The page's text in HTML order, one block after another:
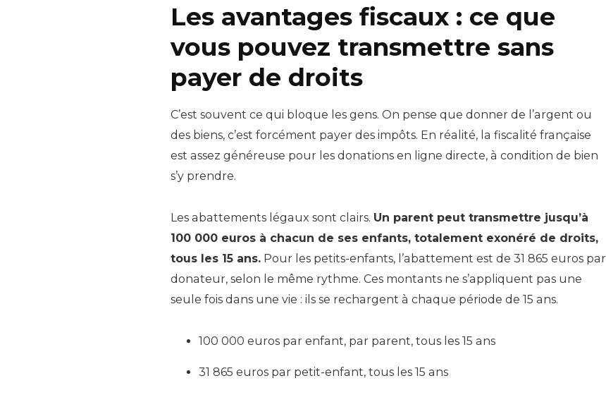
Les avantages fiscaux : ce que
vous pouvez transmettre sans
payer de droits
C’est souvent ce qui bloque les gens. On pense que donner de l’argent ou
des biens, c’est forcément payer des impôts. En réalité, la fiscalité française
est assez généreuse pour les donations en ligne directe, à condition de bien
s’y prendre.
Les abattements légaux sont clairs. Un parent peut transmettre jusqu’à
100 000 euros à chacun de ses enfants, totalement exonéré de droits,
tous les 15 ans. Pour les petits-enfants, l’abattement est de 31 865 euros par
donateur, selon le même rythme. Ces montants ne s’appliquent pas une
seule fois dans une vie : ils se rechargent à chaque période de 15 ans.
100 000 euros par enfant, par parent, tous les 15 ans
31 865 euros par petit-enfant, tous les 15 ans